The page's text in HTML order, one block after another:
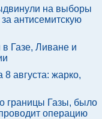
на выборы
антисемитскую
Газе, Ливане и
августа: жарко,
границы Газы, было
операцию